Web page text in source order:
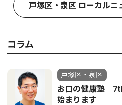
戸塚区・泉区 ローカルニ
コラム
戸塚区・泉区
お口の健康塾
始まります